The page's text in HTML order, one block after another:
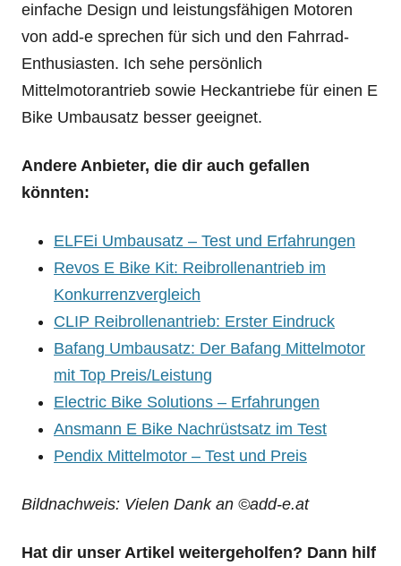
einfache Design und leistungsfähigen Motoren
von add-e sprechen für sich und den Fahrrad-
Enthusiasten. Ich sehe persönlich
Mittelmotorantrieb sowie Heckantriebe für einen E
Bike Umbausatz besser geeignet.
Andere Anbieter, die dir auch gefallen
könnten:
ELFEi Umbausatz – Test und Erfahrungen
Revos E Bike Kit: Reibrollenantrieb im
Konkurrenzvergleich
CLIP Reibrollenantrieb: Erster Eindruck
Bafang Umbausatz: Der Bafang Mittelmotor
mit Top Preis/Leistung
Electric Bike Solutions – Erfahrungen
Ansmann E Bike Nachrüstsatz im Test
Pendix Mittelmotor – Test und Preis
Bildnachweis: Vielen Dank an ©add-e.at
Hat dir unser Artikel weitergeholfen? Dann hilf